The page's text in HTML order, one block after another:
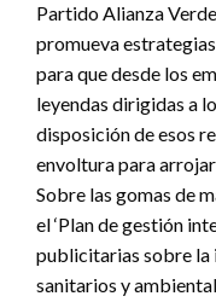
Partido Alianza
promueva
para que desde los
leyendas dirigidas a
disposición de esos
envoltura para
Sobre las gomas de
el ‘Plan de gestión
publicitarias sobre la
sanitarios y